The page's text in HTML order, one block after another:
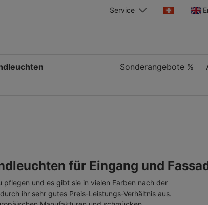
Service
Sonderangebote %
für Eingang und
und es gibt sie in vielen Farben nach der
ihr sehr gutes Preis-Leistungs-Verhältnis aus.